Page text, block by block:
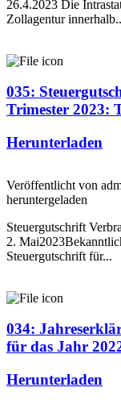
26.4.2023 Die
Zollagentur
035:
Trimester 2023:
Herunterladen
Veröffentlicht von
heruntergeladen
Steuergutschrift
2.
Steuergutschrift für...
034:
für das Jahr
Herunterladen